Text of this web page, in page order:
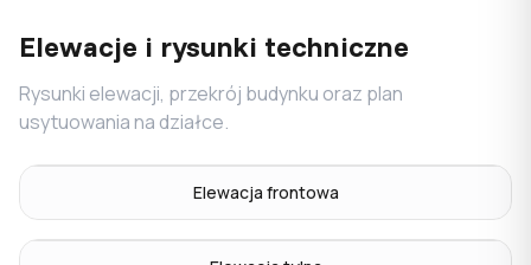
Elewacje i rysunki techniczne
Rysunki elewacji, przekrój budynku oraz plan
usytuowania na działce.
Elewacja frontowa